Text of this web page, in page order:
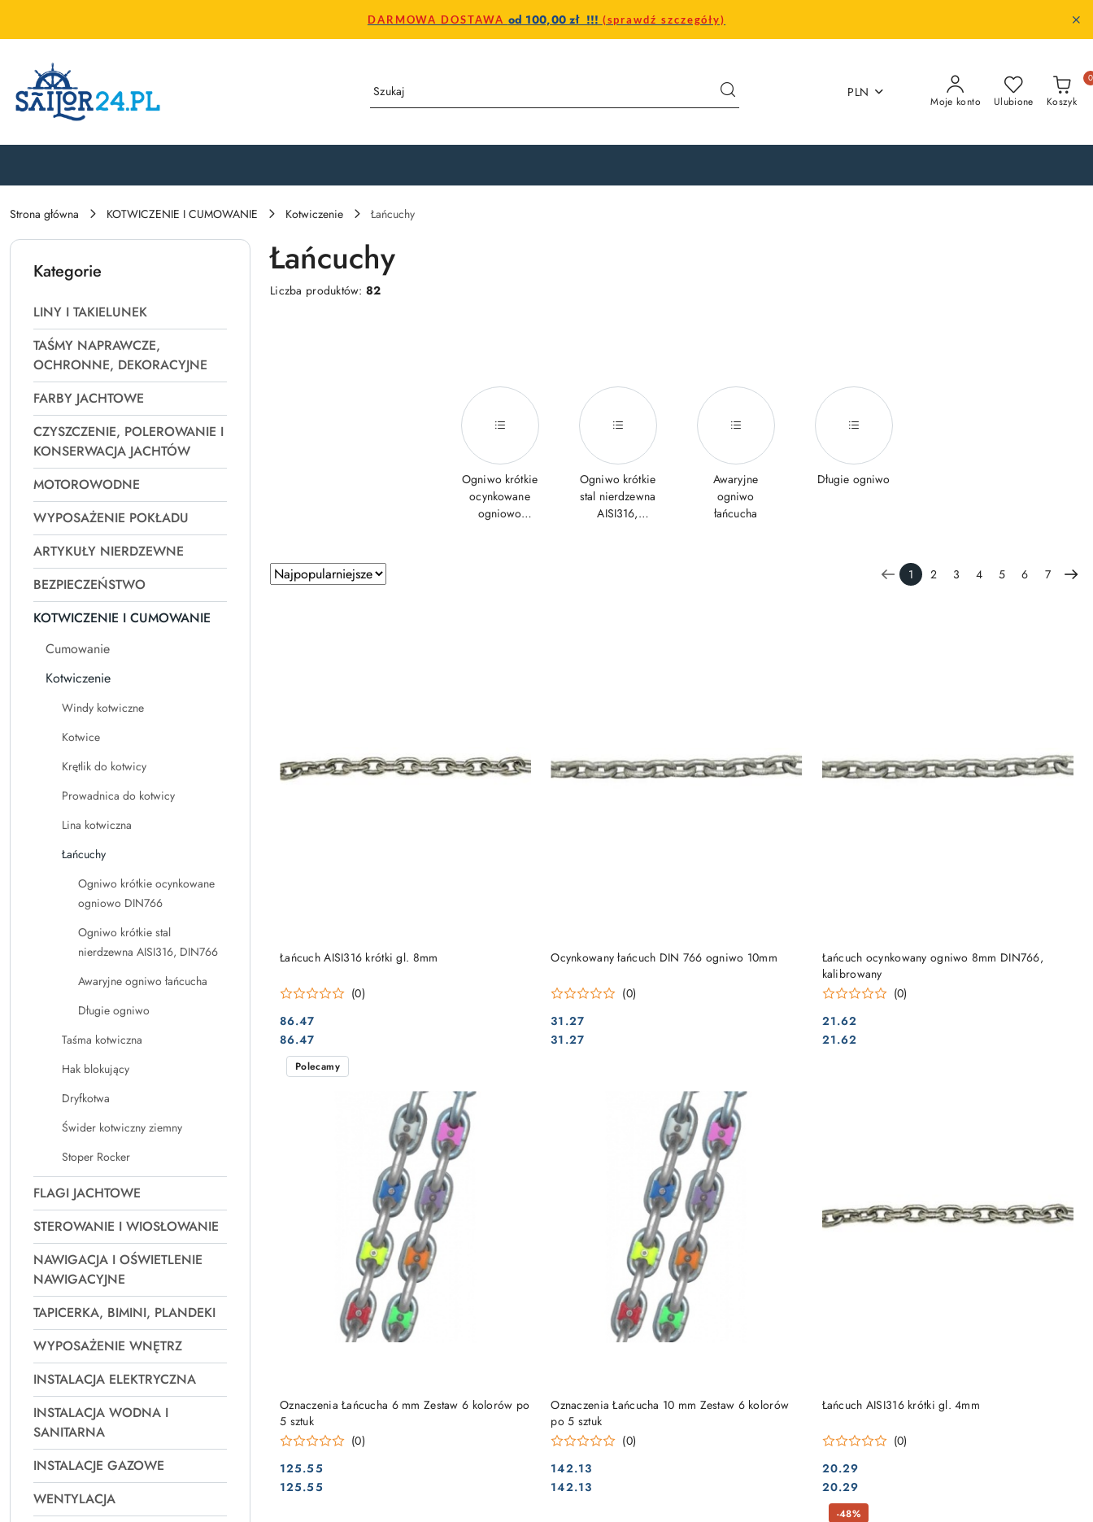
DARMOWA DOSTAWA od 100,00 zł !!! (sprawdź szczegóły)
PLN
Moje konto Ulubione Koszyk
0
Strona główna KOTWICZENIE I CUMOWANIE Kotwiczenie Łańcuchy
Kategorie
LINY I TAKIELUNEK
TAŚMY NAPRAWCZE,
OCHRONNE, DEKORACYJNE
FARBY JACHTOWE
CZYSZCZENIE, POLEROWANIE I
KONSERWACJA JACHTÓW
MOTOROWODNE
WYPOSAŻENIE POKŁADU
ARTYKUŁY NIERDZEWNE
BEZPIECZEŃSTWO
KOTWICZENIE I CUMOWANIE
Cumowanie
Kotwiczenie
Windy kotwiczne
Kotwice
Krętlik do kotwicy
Prowadnica do kotwicy
Lina kotwiczna
Łańcuchy
Ogniwo krótkie ocynkowane
ogniowo DIN766
Ogniwo krótkie stal
nierdzewna AISI316, DIN766
Awaryjne ogniwo łańcucha
Długie ogniwo
Taśma kotwiczna
Hak blokujący
Dryfkotwa
Świder kotwiczny ziemny
Stoper Rocker
FLAGI JACHTOWE
STEROWANIE I WIOSŁOWANIE
NAWIGACJA I OŚWIETLENIE
NAWIGACYJNE
TAPICERKA, BIMINI, PLANDEKI
WYPOSAŻENIE WNĘTRZ
INSTALACJA ELEKTRYCZNA
INSTALACJA WODNA I
SANITARNA
INSTALACJE GAZOWE
WENTYLACJA
Łańcuchy
Liczba produktów:82
Ogniwo krótkie
ocynkowane
ogniowo
Ogniwo krótkie
stal nierdzewna
AISI316,
Awaryjne
ogniwo
łańcucha
Długie ogniwo
Zastosowano
sortowanie:
Sortuj
według
1 2 3 4 5 6 7
Łańcuch AISI316 krótki gl. 8mm
(0)
Cena:
86.47
Cena:
86.47
DO KOSZYKA Ocynkowany łańcuch DIN 766 ogniwo 10mm
(0)
Cena:
31.27
Cena:
31.27
DO KOSZYKA
Łańcuch ocynkowany ogniwo 8mm DIN766,
kalibrowany
(0)
Cena:
21.62
Cena:
21.62
DO KOSZYKA
Oznaczenia Łańcucha 6 mm Zestaw 6 kolorów po
5 sztuk
(0)
Cena:
125.55
Cena:
125.55
Polecamy
DO KOSZYKA
Oznaczenia Łańcucha 10 mm Zestaw 6 kolorów
po 5 sztuk
(0)
Cena:
142.13
Cena:
142.13
DO KOSZYKA Łańcuch AISI316 krótki gl. 4mm
(0)
Cena:
20.29
Cena:
20.29
DO KOSZYKA
-48%